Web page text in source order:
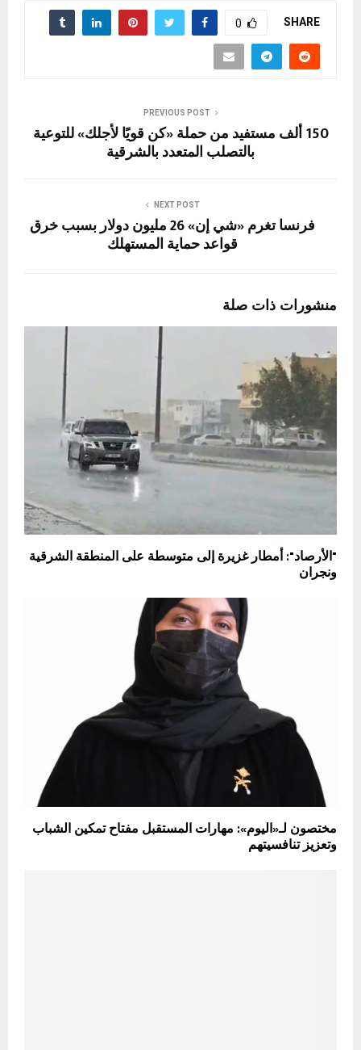
SHARE
0
PREVIOUS POST
150 ألف مستفيد من حملة «كن قويًا لأجلك» للتوعية
بالتصلب المتعدد بالشرقية
NEXT POST
فرنسا تغرم «شي إن» 26 مليون دولار بسبب خرق
قواعد حماية المستهلك
منشورات ذات صلة
"الأرصاد": أمطار غزيرة إلى متوسطة على المنطقة الشرقية
ونجران
مختصون لـ«اليوم»: مهارات المستقبل مفتاح تمكين الشباب
وتعزيز تنافسيتهم